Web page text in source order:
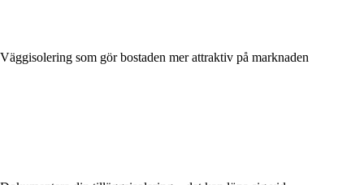
Väggisolering som gör bostaden mer attraktiv på marknaden